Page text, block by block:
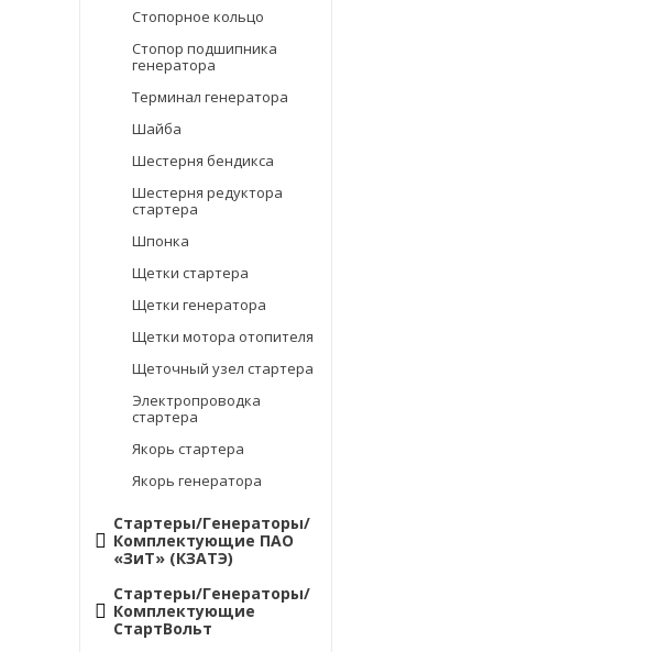
Стопорное кольцо
Стопор подшипника
генератора
Терминал генератора
Шайба
Шестерня бендикса
Шестерня редуктора
стартера
Шпонка
Щетки стартера
Щетки генератора
Щетки мотора отопителя
Щеточный узел стартера
Электропроводка
стартера
Якорь стартера
Якорь генератора
Стартеры/Генераторы/
Комплектующие ПАО
«ЗиТ» (КЗАТЭ)
Стартеры/Генераторы/
Комплектующие
СтартВольт